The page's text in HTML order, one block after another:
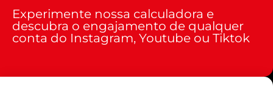
Experimente nossa calculadora e
descubra o engajamento de qualquer
conta do Instagram, Youtube ou Tiktok